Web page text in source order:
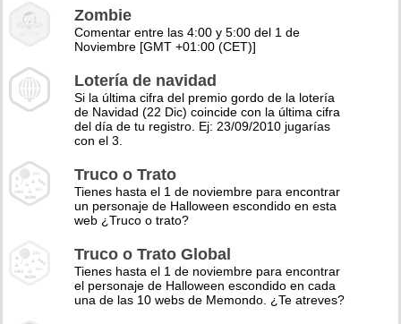
Zombie
Comentar entre las 4:00 y 5:00 del 1 de
Noviembre [GMT +01:00 (CET)]
Lotería de navidad
Si la última cifra del premio gordo de la lotería
de Navidad (22 Dic) coincide con la última cifra
del día de tu registro. Ej: 23/09/2010 jugarías
con el 3.
Truco o Trato
Tienes hasta el 1 de noviembre para encontrar
un personaje de Halloween escondido en esta
web ¿Truco o trato?
Truco o Trato Global
Tienes hasta el 1 de noviembre para encontrar
el personaje de Halloween escondido en cada
una de las 10 webs de Memondo. ¿Te atreves?